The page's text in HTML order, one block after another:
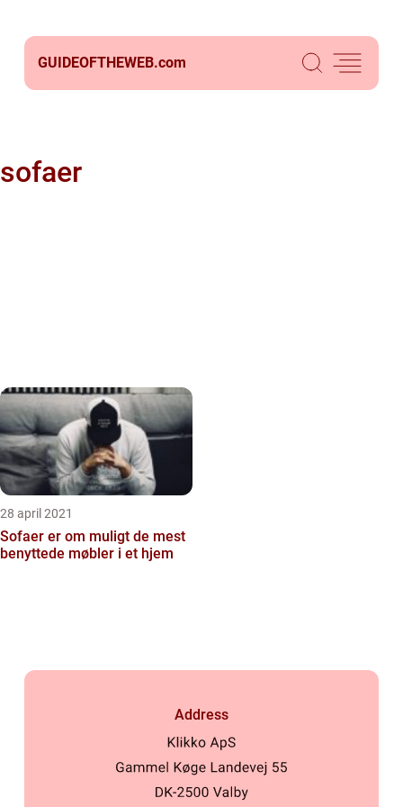
GUIDEOFTHEWEB.com
sofaer
28 april 2021
Sofaer er om muligt de mest
benyttede møbler i et hjem
Address